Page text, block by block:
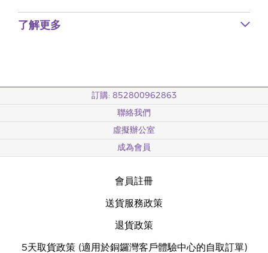
了解更多
訂購: 852800962863
聯絡我們
虛擬辦公室
成為會員
會員註冊
送貨服務政策
退貨政策
5天取貨政策 (適用於銅鑼灣客戶體驗中心的自取訂單)